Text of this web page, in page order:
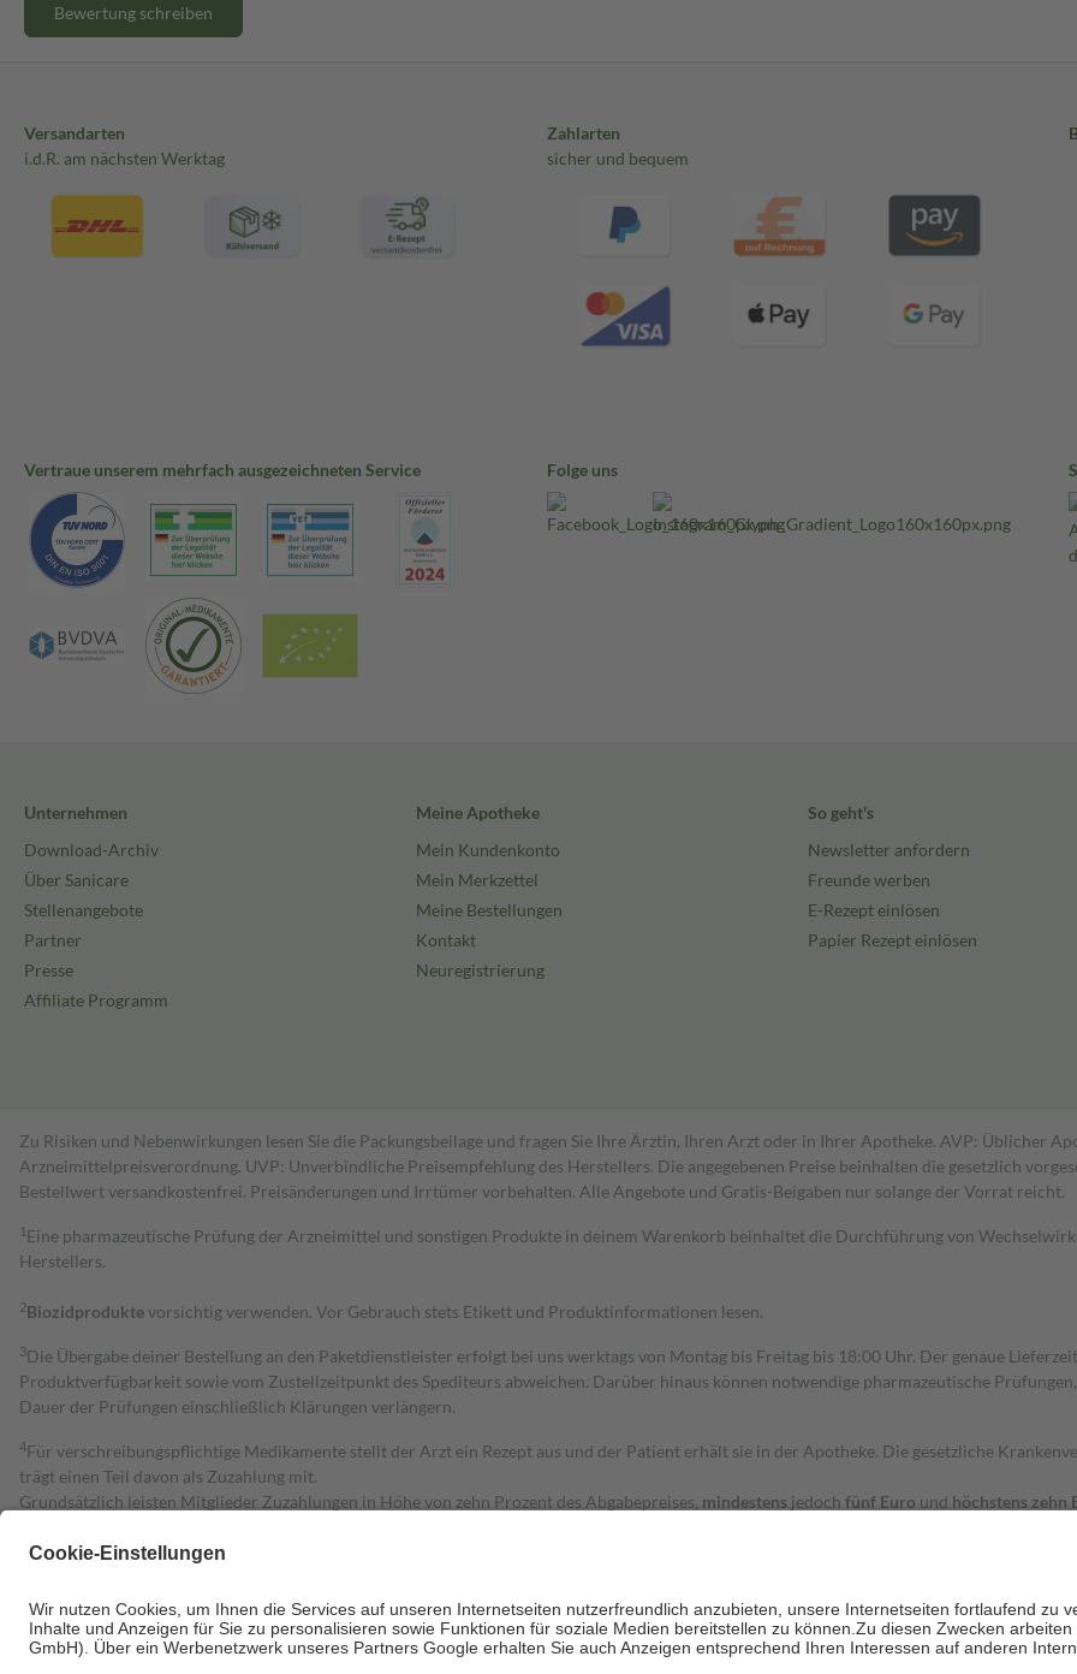
Bewertung schreiben
Versandarten
i.d.R. am nächsten Werktag
Zahlarten
sicher und bequem
Vertraue unserem mehrfach ausgezeichneten Service Folge uns
Unternehmen
Download-Archiv
Über Sanicare
Stellenangebote
Partner
Presse
Affiliate Programm
Meine Apotheke
Mein Kundenkonto
Mein Merkzettel
Meine Bestellungen
Kontakt
Neuregistrierung
So geht's
Newsletter anfordern
Freunde werben
E-Rezept einlösen
Papier Rezept einlösen
Zu Risiken und Nebenwirkungen lesen Sie die Packungsbeilage und fragen Sie Ihre Ärztin, Ihren Arzt oder in Ihrer Apotheke. AVP: Üblicher
Arzneimittelpreisverordnung. UVP: Unverbindliche Preisempfehlung des Herstellers. Die angegebenen Preise beinhalten die gesetzlich
Bestell­wert versand­kosten­frei. Preisänderungen und Irrtümer vorbehalten. Alle Angebote und Gratis-Beigaben nur solange der Vorrat reicht.
1 Eine pharmazeutische Prüfung der Arzneimittel und sonstigen Produkte in deinem Warenkorb beinhaltet die Durchführung von
Herstellers.
2Biozidproduktevorsichtig verwenden. Vor Gebrauch stets Etikett und Produktinformationen lesen.
3Die Übergabe deiner Bestellung an den Paketdienstleister erfolgt bei uns werktags von Montag bis Freitag bis 18:00 Uhr. Der genaue
Produktverfügbarkeit sowie vom Zustellzeitpunkt des Spediteurs abweichen. Darüber hinaus können notwendige pharmazeutische
Dauer der Prüfungen einschließlich Klärungen verlängern.
4Für verschreibungspflichtige Medikamente stellt der Arzt ein Rezept aus und der Patient erhält sie in der Apotheke. Die gesetzliche
trägt einen Teil davon als Zuzahlung mit.
Grundsätzlich leisten Mitglieder Zuzahlungen in Höhe von zehn Prozent des Abgabepreises, mindestens jedoch fünf Euro und höchstens zehn
Diese Regeln gelten grundsätzlich auch für Online-Apotheken.
Um das Engagement der Versicherten für ihre eigene Gesundheit zu stärken und die besondere Stellung der Familie zu unterstützen, fallen
• Kindern und Jugendlichen bis zum vollendeten 18. Lebensjahr mit Ausnahme der Fahrkosten
• Untersuchungen zur Vorsorge und Früherkennung, die von der GKV getragen werden